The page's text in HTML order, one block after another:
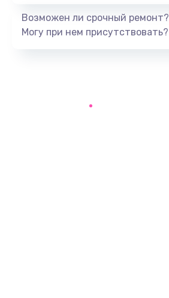
Заказать
Возможен ли срочный ремонт?
Могу при нем присутствовать?